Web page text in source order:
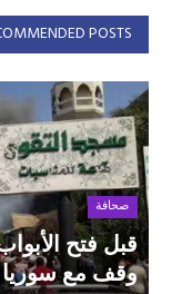
POSTS
صحافة
قبل فتح
وقف مع سوريا